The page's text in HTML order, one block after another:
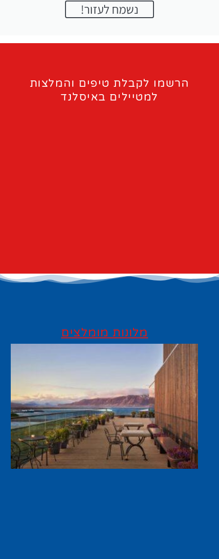
נשמח לעזור!
הרשמו לקבלת טיפים והמלצות
למטיילים באיסלנד
מלונות מומלצים